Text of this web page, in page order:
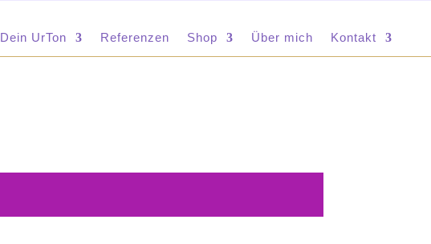
Dein UrTon Referenzen Shop Über mich Kontakt